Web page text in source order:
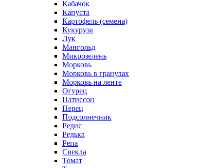
Кабачок
Капуста
Картофель (семена)
Кукуруза
Лук
Мангольд
Микрозелень
Морковь
Морковь в гранулах
Морковь на ленте
Огурец
Патиссон
Перец
Подсолнечник
Редис
Редька
Репа
Свекла
Томат